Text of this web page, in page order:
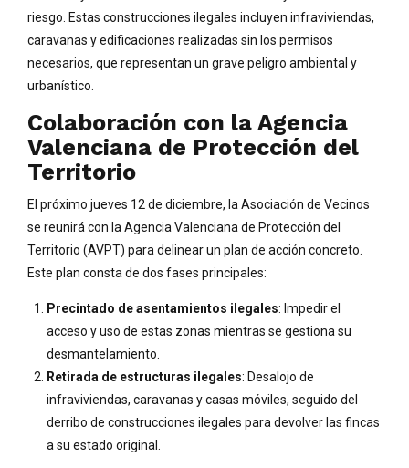
riesgo. Estas construcciones ilegales incluyen infraviviendas,
caravanas y edificaciones realizadas sin los permisos
necesarios, que representan un grave peligro ambiental y
urbanístico.
Colaboración con la Agencia
Valenciana de Protección del
Territorio
El próximo jueves 12 de diciembre, la Asociación de Vecinos
se reunirá con la Agencia Valenciana de Protección del
Territorio (AVPT) para delinear un plan de acción concreto.
Este plan consta de dos fases principales:
Precintado de asentamientos ilegales: Impedir el
acceso y uso de estas zonas mientras se gestiona su
desmantelamiento.
Retirada de estructuras ilegales: Desalojo de
infraviviendas, caravanas y casas móviles, seguido del
derribo de construcciones ilegales para devolver las fincas
a su estado original.